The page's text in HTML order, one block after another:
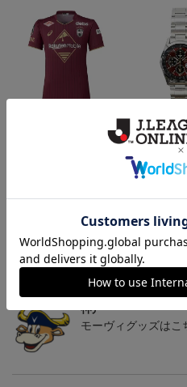
【SEIKO｜
E】 30th
50,000円
神戸
26/27シーズンユニ
神戸
モーヴィグッズはこ